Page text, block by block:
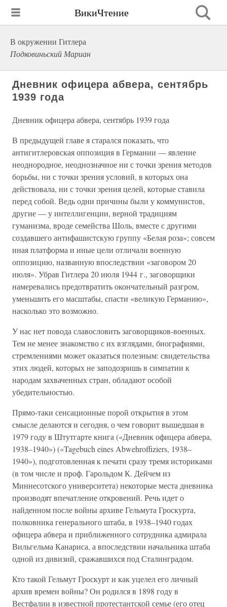
ВикиЧтение
В окружении Гитлера
Подковиньский Мариан
Дневник офицера абвера, сентябрь
1939 года
Дневник офицера абвера, сентябрь 1939 года
В предыдущей главе я старался показать, что
антигитлеровская оппозиция в Германии — явление
неоднородное, неоднозначное ни с точки зрения методов
борьбы, ни с точки зрения условий, в которых она
действовала, ни с точки зрения целей, которые ставила
перед собой. Ведь одни причины были у коммунистов,
другие — у интеллигенции, верной традициям
гуманизма, вроде семейства Шоль, вместе с другими
создавшего антифашистскую группу «Белая роза»; совсем
иная платформа и иные цели отличали военную
оппозицию, названную впоследствии «заговором 20
июля». Убрав Гитлера 20 июля 1944 г., заговорщики
намеревались предотвратить окончательный разгром,
уменьшить его масштабы, спасти «великую Германию»,
насколько это возможно.
У нас нет повода славословить заговорщиков-военных.
Тем не менее знакомство с их взглядами, биографиями,
стремлениями может оказаться полезным: свидетельства
этих людей, которых не заподозришь в симпатии к
народам захваченных стран, обладают особой
убедительностью.
Прямо-таки сенсационные порой открытия в этом
смысле делаются и сегодня, о чем говорит вышедшая в
1979 году в Штутгарте книга («Дневник офицера абвера,
1938–1940») («Tagebuch eines Abwehroffiziers, 1938–
1940»), подготовленная к печати сразу тремя историками
(в том числе и проф. Гарольдом К. Дейчем из
Миннесотского университета) некоторые места дневника
производят впечатление откровений. Речь идет о
найденном после войны архиве Гельмута Гроскурта,
полковника генерального штаба, в 1938–1940 годах
офицера абвера и приближенного сотрудника адмирала
Вильгельма Канариса, а впоследствии начальника штаба
одной из дивизий, сражавшихся под Сталинградом.
Кто такой Гельмут Гроскурт и как уцелел его личный
архив времен войны? Он родился в 1898 году в
Вестфалии в известной протестантской семье (его отец